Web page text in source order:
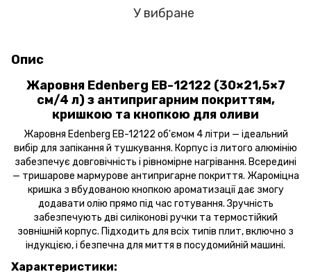
У вибране
Опис
Жаровня Edenberg EB-12122 (30×21,5×7
см/4 л) з антипригарним покриттям,
кришкою та кнопкою для оливи
Жаровня Edenberg EB-12122 об'ємом 4 літри — ідеальний
вибір для запікання й тушкування. Корпус із литого алюмінію
забезпечує довговічність і рівномірне нагрівання. Всередині
— тришарове мармурове антипригарне покриття. Жароміцна
кришка з вбудованою кнопкою ароматизації дає змогу
додавати олію прямо під час готування. Зручність
забезпечують дві силіконові ручки та термостійкий
зовнішній корпус. Підходить для всіх типів плит, включно з
індукцією, і безпечна для миття в посудомийній машині.
Характеристики: